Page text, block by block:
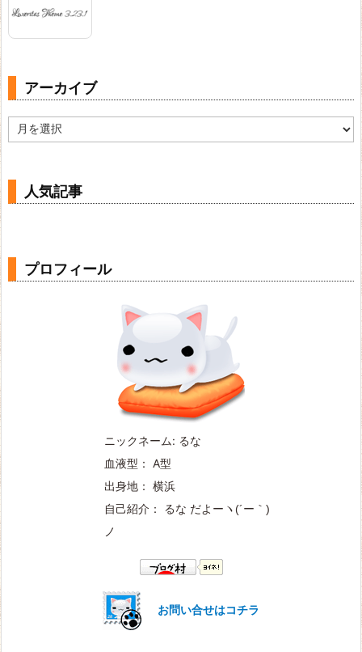
アーカイブ
ー
人気記事
プロフィール
ニックネーム: るな
血液型： A型
出身地： 横浜
自己紹介： るな だよー ヽ(´ー｀)
ノ
お問い合せはコチラ